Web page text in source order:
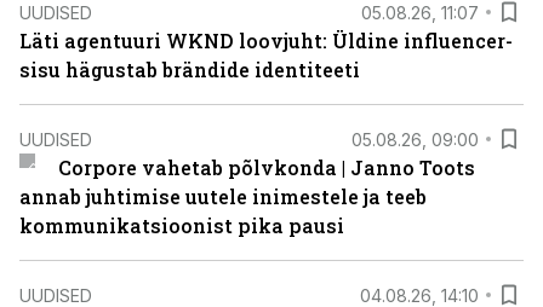
UUDISED 05.08.26, 11:07
Läti agentuuri WKND loovjuht: Üldine influencer-
sisu hägustab brändide identiteeti
UUDISED 05.08.26, 09:00
Corpore vahetab põlvkonda | Janno Toots
annab juhtimise uutele inimestele ja teeb
kommunikatsioonist pika pausi
UUDISED 04.08.26, 14:10